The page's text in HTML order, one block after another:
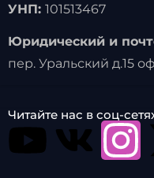
УНП: 101513467
Юридический и
пер. Уральский д.15
Читайте нас в соц-